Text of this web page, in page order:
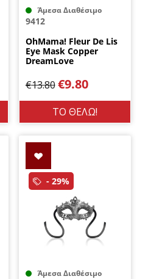
Άμεσα Διαθέσιμο
9412
OhMama! Fleur De Lis
Eye Mask Copper
DreamLove
€13.80 €9.80
ΤΟ ΘΕΛΩ!
- 29%
Άμεσα Διαθέσιμο